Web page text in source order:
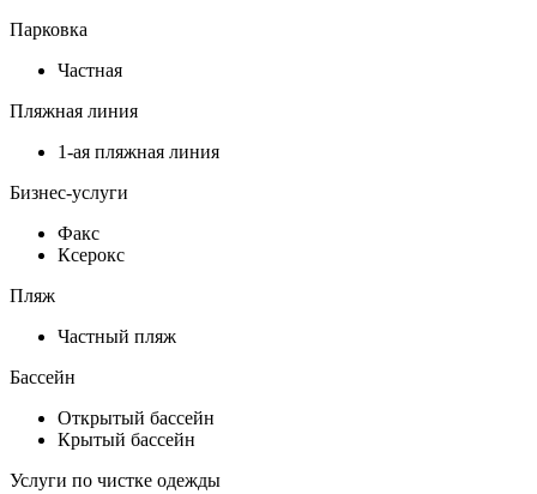
Парковка
Частная
Пляжная линия
1-ая пляжная линия
Бизнес-услуги
Факс
Ксерокс
Пляж
Частный пляж
Бассейн
Открытый бассейн
Крытый бассейн
Услуги по чистке одежды